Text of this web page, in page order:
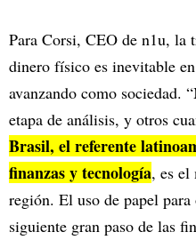
Para Corsi, CEO de n1u, la
dinero físico es inevitable
avanzando como sociedad.
etapa de análisis, y otros
Brasil, el referente
finanzas y tecnología, es el
región. El uso de papel
siguiente gran paso de las